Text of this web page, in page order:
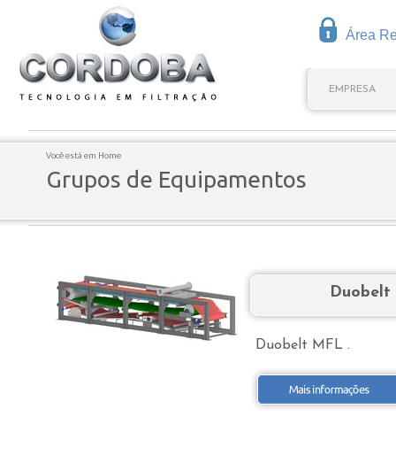
Área
EMPRESA
Você está em Home
Grupos de Equipamentos
Duobelt
Duobelt MFL .